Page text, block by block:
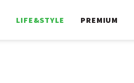
LIFE&STYLE PREMIUM